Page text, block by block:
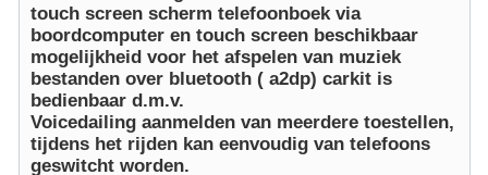
touch screen scherm telefoonboek via
boordcomputer en touch screen beschikbaar
mogelijkheid voor het afspelen van muziek
bestanden over bluetooth ( a2dp) carkit is
bedienbaar d.m.v.
Voicedailing aanmelden van meerdere toestellen,
tijdens het rijden kan eenvoudig van telefoons
geswitcht worden.